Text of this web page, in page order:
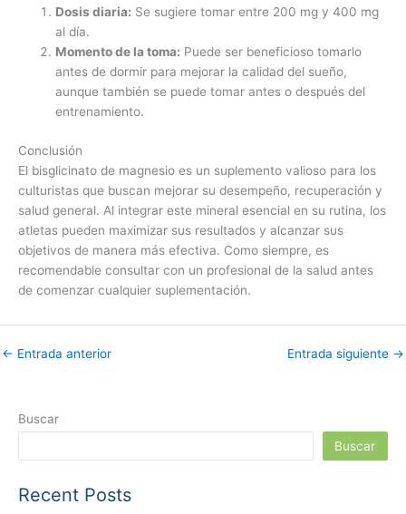
Dosis diaria: Se sugiere tomar entre 200 mg y 400 mg
al día.
Momento de la toma: Puede ser beneficioso tomarlo
antes de dormir para mejorar la calidad del sueño,
aunque también se puede tomar antes o después del
entrenamiento.
Conclusión
El bisglicinato de magnesio es un suplemento valioso para los
culturistas que buscan mejorar su desempeño, recuperación y
salud general. Al integrar este mineral esencial en su rutina, los
atletas pueden maximizar sus resultados y alcanzar sus
objetivos de manera más efectiva. Como siempre, es
recomendable consultar con un profesional de la salud antes
de comenzar cualquier suplementación.
← Entrada anterior Entrada siguiente →
Buscar
Buscar
Recent Posts